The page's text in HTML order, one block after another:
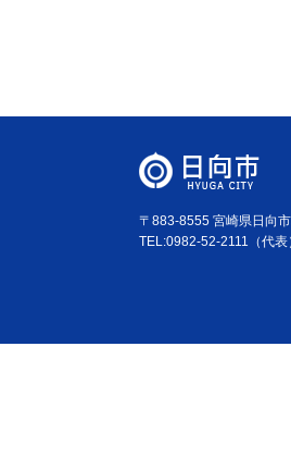
〒883-8555 宮崎県日向
TEL:0982-52-2111（代